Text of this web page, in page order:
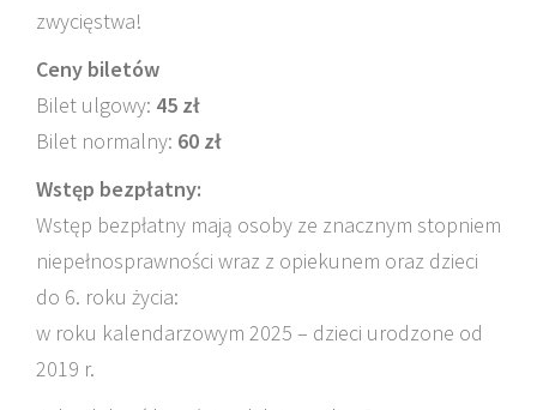
zwycięstwa!
Ceny biletów
Bilet ulgowy: 45 zł
Bilet normalny: 60 zł
Wstęp bezpłatny:
Wstęp bezpłatny mają osoby ze znacznym stopniem
niepełnosprawności wraz z opiekunem oraz dzieci
do 6. roku życia:
w roku kalendarzowym 2025 – dzieci urodzone od
2019 r.